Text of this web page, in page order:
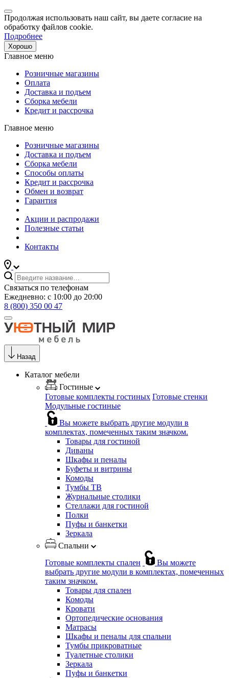
Продолжая использовать наш сайт, вы даете согласие на
обработку файлов cookie.
Подробнее
Хорошо
Главное меню
Розничные магазины
Оплата
Доставка и подъем
Сборка мебели
Кредит и рассрочка
Главное меню
Розничные магазины
Доставка и подъем
Сборка мебели
Способы оплаты
Кредит и рассрочка
Обмен и возврат
Гарантия
Акции и распродажи
Полезные статьи
Контакты
Связаться по телефонам
Ежедневно: с 10:00 до 20:00
8 (800) 350 00 47
Назад
Каталог мебели
Гостиные
Готовые комплекты гостиных Готовые стенки
Модульные гостиные
Вы можете выбрать другие модули в
комплектах, помеченных таким значком.
Товары для гостиной
Диваны
Шкафы и пеналы
Буфеты и витрины
Комоды
Тумбы ТВ
Журнальные столики
Стеллажи для гостиной
Полки
Пуфы и банкетки
Зеркала
Спальни
Готовые комплекты спален
Вы можете
выбрать другие модули в комплектах, помеченных
таким значком.
Товары для спален
Комоды
Кровати
Ортопедические основания
Матрасы
Шкафы и пеналы для спальни
Тумбы прикроватные
Туалетные столики
Зеркала
Пуфы и банкетки